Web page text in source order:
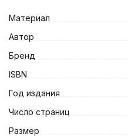
Материал
Автор
Бренд
ISBN
Год издания
Число страниц
Размер